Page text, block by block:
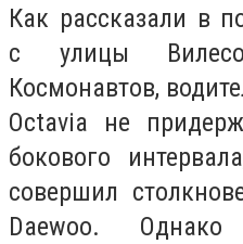
Как рассказали в
с улицы
Космонавтов,
Octavia не
бокового
совершил
Daewoo.